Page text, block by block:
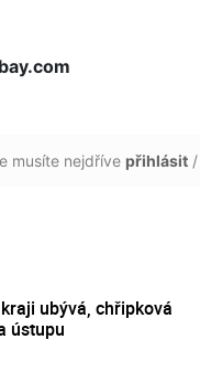
musíte nejdříve přihlásit /
ubývá, chřipková
ústupu